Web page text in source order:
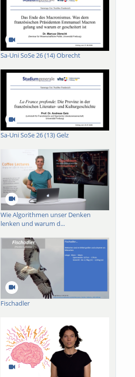
Sa-Uni SoSe 26 (14) Obrecht
Sa-Uni SoSe 26 (13) Gelz
Wie Algorithmen unser Denken
lenken und warum d...
Fischadler